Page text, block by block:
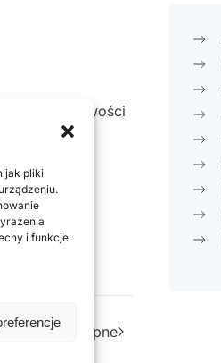
jak pliki
i funkcje.
w miejscowości
Następne